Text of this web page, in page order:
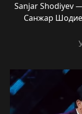
Sanjar Shodiyev
Санжар